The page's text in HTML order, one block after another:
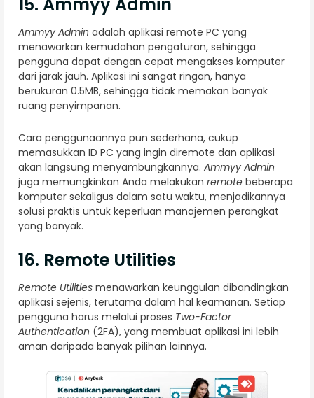
Ammyy Admin adalah aplikasi remote PC yang
menawarkan kemudahan pengaturan, sehingga
pengguna dapat dengan cepat mengakses komputer
dari jarak jauh. Aplikasi ini sangat ringan, hanya
berukuran 0.5MB, sehingga tidak memakan banyak
ruang penyimpanan.
Cara penggunaannya pun sederhana, cukup
memasukkan ID PC yang ingin diremote dan aplikasi
akan langsung menyambungkannya. Ammyy Admin
juga memungkinkan Anda melakukan remote beberapa
komputer sekaligus dalam satu waktu, menjadikannya
solusi praktis untuk keperluan manajemen perangkat
yang banyak.
16. Remote Utilities
Remote Utilities menawarkan keunggulan dibandingkan
aplikasi sejenis, terutama dalam hal keamanan. Setiap
pengguna harus melalui proses Two-Factor
Authentication (2FA), yang membuat aplikasi ini lebih
aman daripada banyak pilihan lainnya.